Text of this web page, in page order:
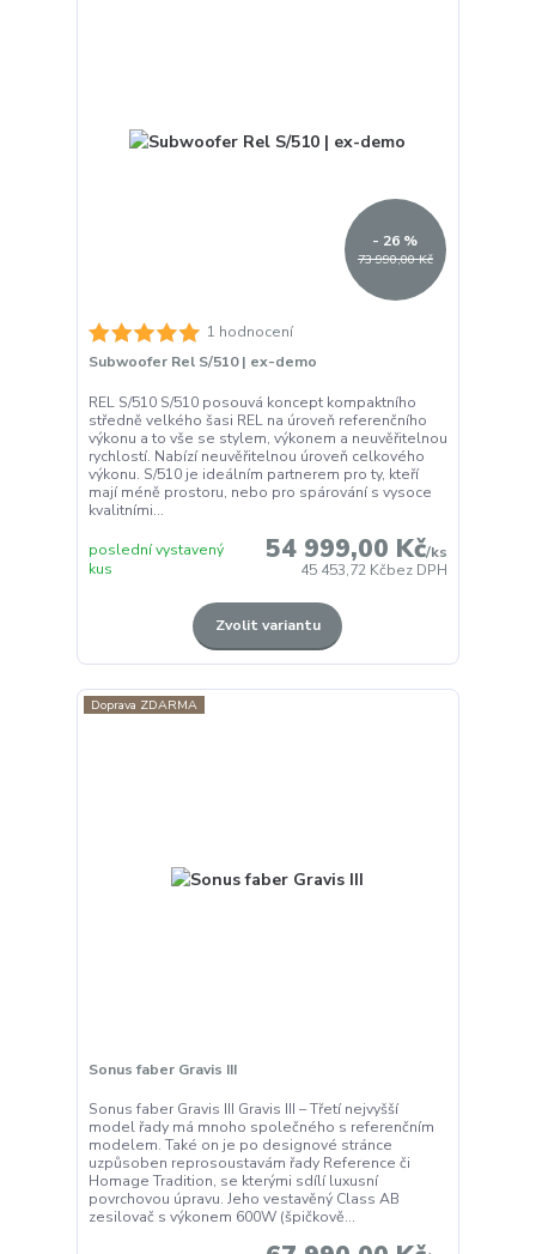
73 990,00 Kč
- 26 %
1 hodnocení
Subwoofer Rel S/510 | ex-demo
REL S/510 S/510 posouvá koncept kompaktního
středně velkého šasi REL na úroveň referenčního
výkonu a to vše se stylem, výkonem a neuvěřitelnou
rychlostí. Nabízí neuvěřitelnou úroveň celkového
výkonu. S/510 je ideálním partnerem pro ty, kteří
mají méně prostoru, nebo pro spárování s vysoce
kvalitními...
54 999,00 Kč/ks
45 453,72 Kčbez DPH
poslední vystavený
kus
Zvolit variantu
Doprava ZDARMA
Sonus faber Gravis III
Sonus faber Gravis III Gravis III – Třetí nejvyšší
model řady má mnoho společného s referenčním
modelem. Také on je po designové stránce
uzpůsoben reprosoustavám řady Reference či
Homage Tradition, se kterými sdílí luxusní
povrchovou úpravu. Jeho vestavěný Class AB
zesilovač s výkonem 600W (špičkově...